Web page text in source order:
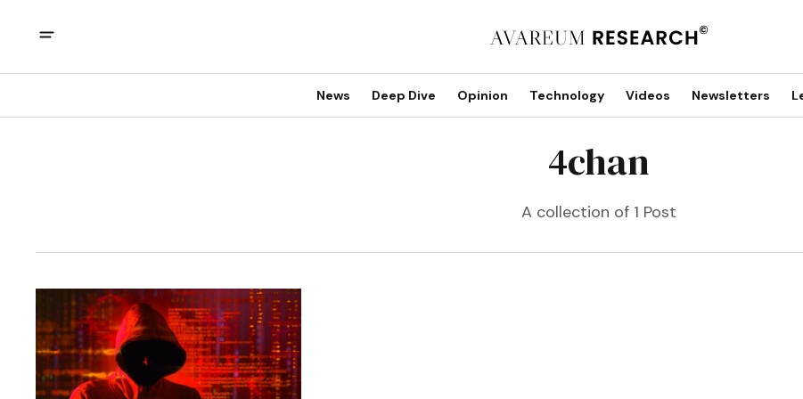
News Deep Dive Opinion Technology Videos Newsletters
4chan
A collection of 1 Post